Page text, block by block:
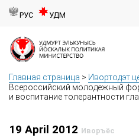
РУС УДМ
Главная страница > Ивортодэт
Всероссийский молодежный
и воспитание толерантности
19 April 2012 Иворъёс